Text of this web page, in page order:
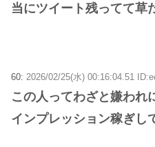
当にツイート残ってて草
60: 2026/02/25(水) 00:16:04.51
この人ってわざと嫌われ
インプレッション稼ぎし